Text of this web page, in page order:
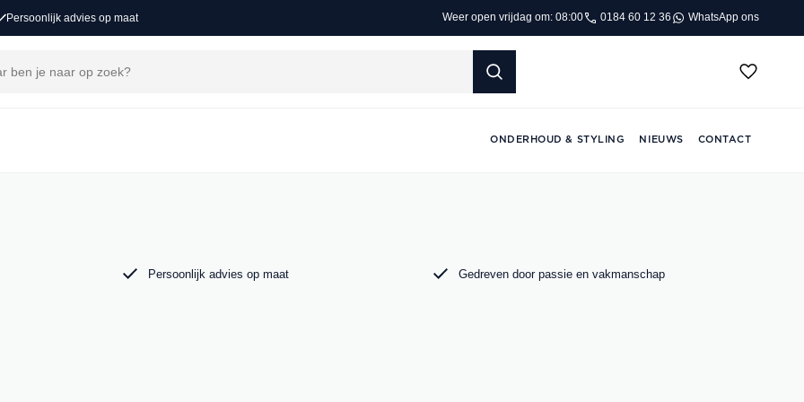
Persoonlijk advies op maat Weer open vrijdag om: 08:00 0184 60 12 36 WhatsApp ons
ONDERHOUD & STYLING NIEUWS CONTACT
Auto vind je een zorgvuldig
de krachtige Audi RS6. Bekijk ons aanbod
Persoonlijk advies op maat Gedreven door passie en vakmanschap